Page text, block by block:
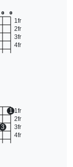
1fr
2fr
3fr
4fr
o o
1fr
2fr
3fr
4fr
3
1